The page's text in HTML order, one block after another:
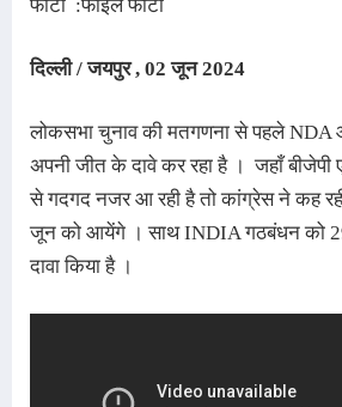
फोटो :फाइल फोटो
दिल्ली / जयपुर , 02 जून 2024
लोकसभा चुनाव की मतगणना से पहले
अपनी जीत के दावे कर रहा है ।  जहाँ
से गदगद नजर आ रही है तो कांग्रेस ने कह
जून को आयेंगे । साथ INDIA गठबंधन को
दावा किया है ।